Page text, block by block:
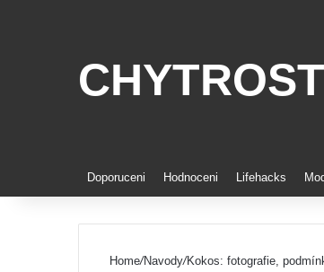
Doporuceni Hodnoceni Lifehacks
Home/Navody/Kokos: fotografie,